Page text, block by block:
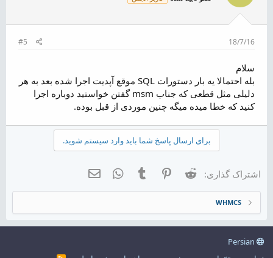
18/7/16
#5
سلام
بله احتمالا یه بار دستورات SQL موقع آپدیت اجرا شده بعد به هر
دلیلی مثل قطعی که جناب msm گفتن خواستید دوباره اجرا
کنید که خطا میده میگه چنین موردی از قبل بوده.
برای ارسال پاسخ شما باید وارد سیستم شوید.
اشتراک گذاری: Reddit
Pinterest
Tumblr
WhatsApp
WHMCS